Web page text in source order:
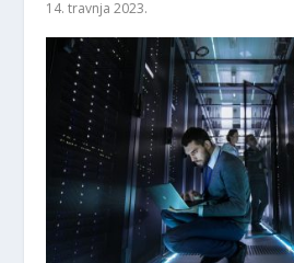
14. travnja 2023.